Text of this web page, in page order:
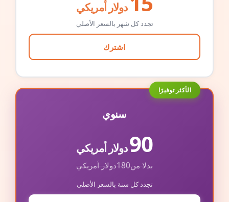
دولار أمريكي
تجدد كل شهر بالسعر الأصلي
اشترك
الأكثر توفيرًا
سنوي
90دولار أمريكي
بدلا من180دولار أمريكي
تجدد كل سنة بالسعر الأصلي